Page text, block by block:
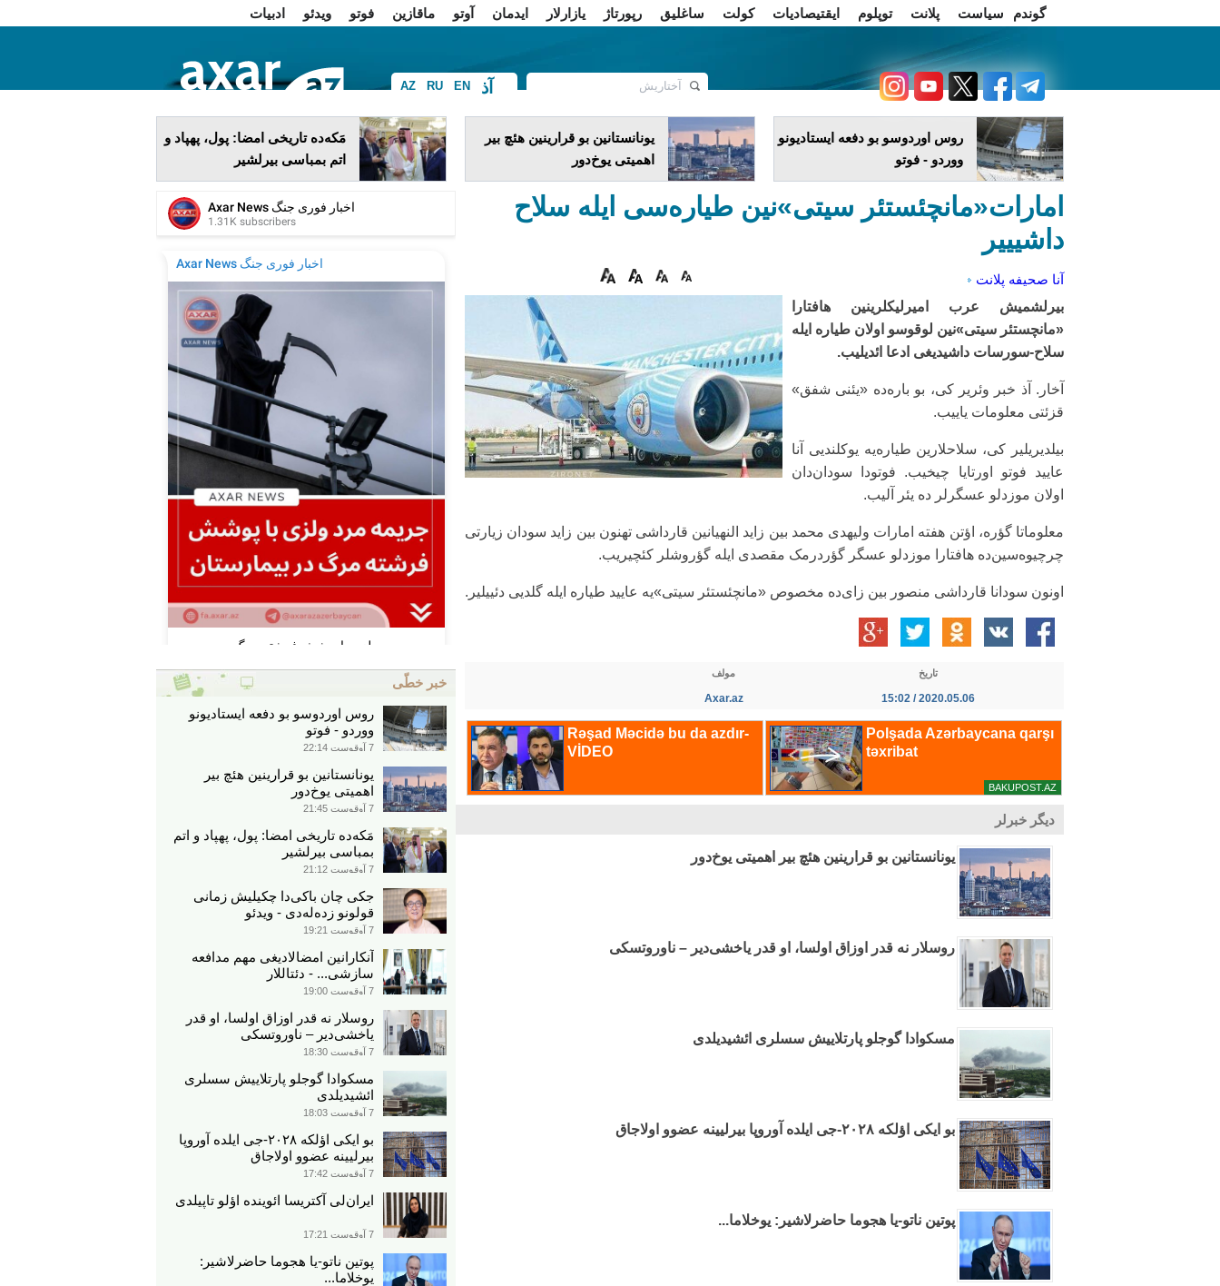
گوندم سیاست پلانت توپلوم ایقتیصادیات کولت ساغلیق رپورتاژ یازارلار ایدمان آوتو ماقازین فوتو ویدئو
ادبیات
AZ RU EN آذ
فا
روس اوردوسو بو دفعه ایستادیونو
ووردو - فوتو
یونانستانین بو قرارینین هئچ بیر
اهمیتی یوخ‌دور
مَکه‌ده تاریخی امضا: پول، پهپاد و
اتم بمباسی بیرلشیر
امارات«مانچئستئر سیتی»نین طیاره‌سی ایله سلاح
داشیییر
آنا صحیفه پلانت
بیرلشمیش عرب امیرلیکلرینین هافتارا
«مانچستئر سیتی»نین لوقوسو اولان طیاره ایله
سلاح-سورسات داشیدیغی ادعا ائدیلیب.
آخار. آذ خبر وئریر کی، بو باره‌ده «یئنی شفق»
قزئتی معلومات یاییب.
بیلدیریلیر کی، سلاحلارین طیاره‌یه یوکلندیی آنا
عایید فوتو اورتایا چیخیب. فوتودا سودان‌دان
اولان موزدلو عسگرلر ده یئر آلیب.
معلوماتا گؤره، اؤتن هفته امارات ولیهدی محمد بین زاید النهیانین قارداشی تهنون بین زاید سودان زیارتی
چرچیوه‌سین‌ده هافتارا موزدلو عسگر گؤردرمک مقصدی ایله گؤروشلر کئچیریب.
اونون سودانا قارداشی منصور بین زای‌ده مخصوص «مانچئستئر سیتی»یه عایید طیاره ایله گلدیی دئییلیر.
تاریخ
2020.05.06 / 15:02
مولف
Axar.az
دیگر خبرلر
یونانستانین بو قرارینین هئچ بیر اهمیتی یوخ‌دور
روسلار نه قدر اوزاق اولسا، او قدر یاخشی‌دیر – ناوروتسکی
مسکوادا گوجلو پارتلاییش سسلری ائشیدیلدی
بو ایکی اؤلکه ۲۰۲۸-جی ایلده آوروپا بیرلیینه عضوو اولاجاق
پوتین ناتو-یا هجوما حاضرلاشیر: یوخلاما...
خبر خطّی
روس اوردوسو بو دفعه ایستادیونو
ووردو - فوتو
7 آوقوست 22:14
یونانستانین بو قرارینین هئچ بیر
اهمیتی یوخ‌دور
7 آوقوست 21:45
مَکه‌ده تاریخی امضا: پول، پهپاد و اتم
بمباسی بیرلشیر
7 آوقوست 21:12
جکی چان باکی‌دا چکیلیش زمانی
قولونو زده‌له‌دی - ویدئو
7 آوقوست 19:21
آنکارانین امضالادیغی مهم مدافعه
سازشی... - دئتاللار
7 آوقوست 19:00
روسلار نه قدر اوزاق اولسا، او قدر
یاخشی‌دیر – ناوروتسکی
7 آوقوست 18:30
مسکوادا گوجلو پارتلاییش سسلری
ائشیدیلدی
7 آوقوست 18:03
بو ایکی اؤلکه ۲۰۲۸-جی ایلده آوروپا
بیرلیینه عضوو اولاجاق
7 آوقوست 17:42
ایران‌لی آکتریسا ائوینده اؤلو تاپیلدی
7 آوقوست 17:21
پوتین ناتو-یا هجوما حاضرلاشیر:
یوخلاما...